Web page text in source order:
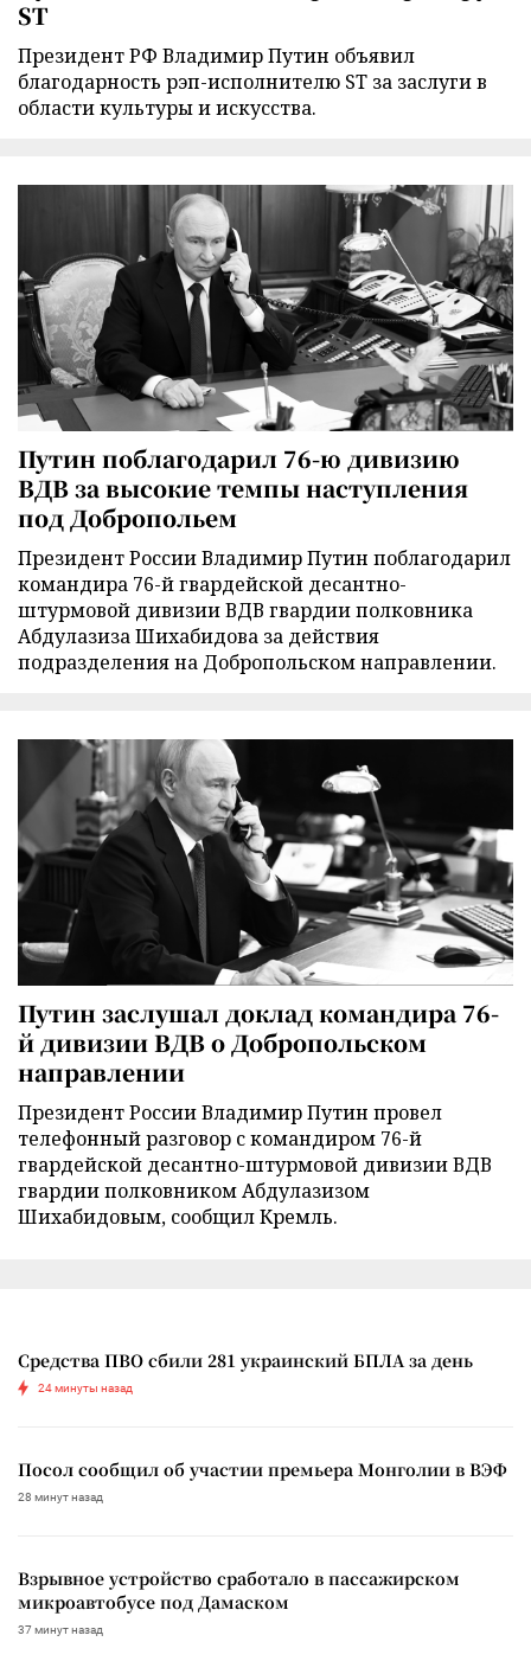
ST
Президент РФ Владимир Путин объявил
благодарность рэп-исполнителю ST за заслуги в
области культуры и искусства.
Путин поблагодарил 76-ю дивизию
ВДВ за высокие темпы наступления
под Добропольем
Президент России Владимир Путин поблагодарил
командира 76-й гвардейской десантно-
штурмовой дивизии ВДВ гвардии полковника
Абдулазиза Шихабидова за действия
подразделения на Добропольском направлении.
Путин заслушал доклад командира 76-
й дивизии ВДВ о Добропольском
направлении
Президент России Владимир Путин провел
телефонный разговор с командиром 76-й
гвардейской десантно-штурмовой дивизии ВДВ
гвардии полковником Абдулазизом
Шихабидовым, сообщил Кремль.
Средства ПВО сбили 281 украинский БПЛА за день
24 минуты назад
Посол сообщил об участии премьера Монголии в ВЭФ
28 минут назад
Взрывное устройство сработало в пассажирском
микроавтобусе под Дамаском
37 минут назад